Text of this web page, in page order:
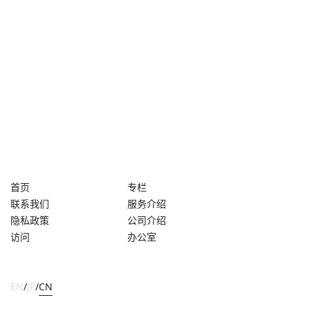
首页
专栏
联系我们
服务介绍
隐私政策
公司介绍
访问
办公室
EN/JP/CN